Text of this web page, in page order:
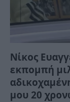
Νίκος
εκπομπή
μου 20